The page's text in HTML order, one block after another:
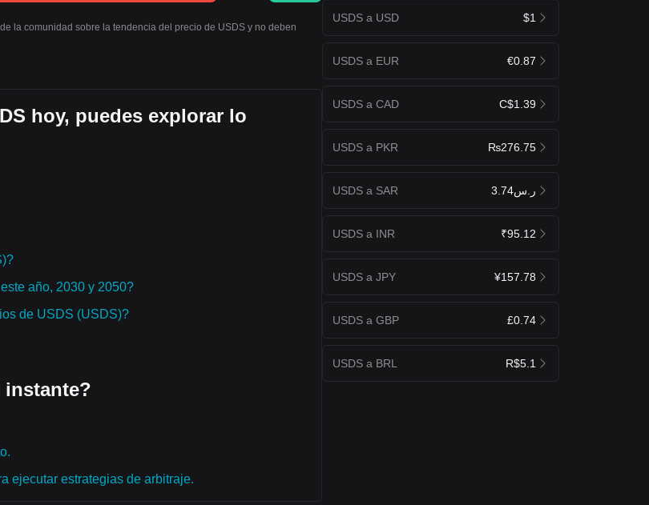
la comunidad sobre la tendencia del precio de USDS y no deben
hoy, puedes explorar lo
año, 2030 y 2050?
de USDS (USDS)?
instante?
ejecutar estrategias de arbitraje.
USDS a USD $1
USDS a EUR €0.87
USDS a CAD C$1.39
USDS a PKR ₨276.75
USDS a SAR ر.س3.74
USDS a INR ₹95.12
USDS a JPY ¥157.78
USDS a GBP £0.74
USDS a BRL R$5.1